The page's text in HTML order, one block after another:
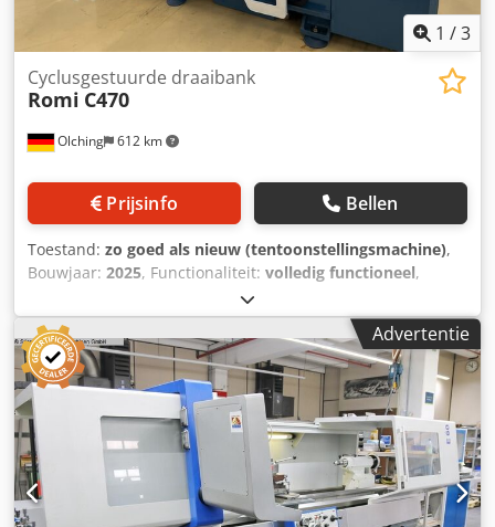
1 /3
Olching 612 km
Cyclusgestuurde draaibank
Romi C470
Prijsinfo Bellen
Toestand: zo goed als nieuw (tentoonstellingsmachine),
Bouwjaar: 2025, Functionaliteit: volledig functioneel,
4.000 rpm, Besturing: Siemens 828 D
Aandrijfspindel Toerental: 4.000 omw/min Vermogen: 9 kW
Maximaal koppel: 110 Nm Diameter spankop: 210 mm
Spindelboring: 53 mm Spindelneus: A2-5'' Werkgebied
Afstand tussen de centers: 1.000 mm Hoogte van het
center: 240 mm Zwaai-diameter over het bed: 470 mm
Zwaai-diameter over de vlakbedgeleider: 200 mm Zwaai-
diameter over de geleider van de bovenslede: 430 mm
Verplaatsing Z-as: 1.065 mm Verplaatsing X-as: 220 mm
Gereedschapssysteem Revolver: PARAT-4-voudige
Advertentie